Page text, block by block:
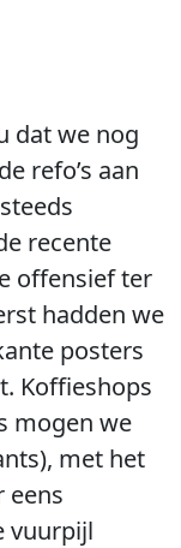
dat we nog
refo’s aan
recente
offensief ter
hadden we
posters
Koffieshops
mogen we
met het
eens
vuurpijl